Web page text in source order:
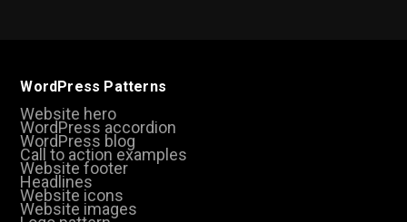
WordPress Patterns
Website hero
WordPress accordion
WordPress blog
Call to action examples
Website footer
Headlines
Website icons
Website images